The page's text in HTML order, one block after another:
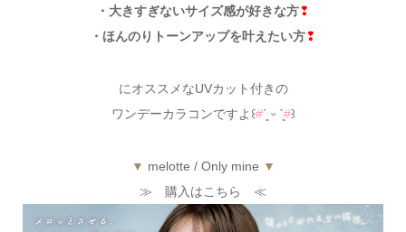
・大きすぎないサイズ感が好きな方❢
・ほんのりトーンアップを叶えたい方❢
にオススメなUVカット付きの
ワンデーカラコンですよ꒰#´͈ ᵕ `͈#꒱
▼ melotte / Only mine ▼
≫ 購入はこちら ≪